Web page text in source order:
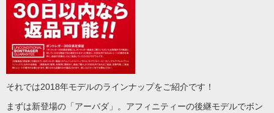
それでは2018年モデルのラインナップをご紹介です！
まずは新登場の「アーバダ」。アフィニティーの後継モデルでボン